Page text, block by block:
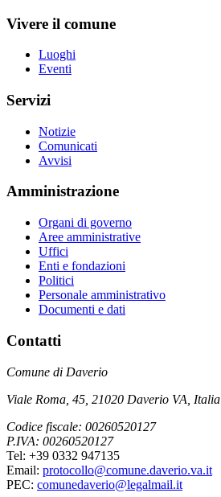
Vivere il comune
Luoghi
Eventi
Servizi
Notizie
Comunicati
Avvisi
Amministrazione
Organi di governo
Aree amministrative
Uffici
Enti e fondazioni
Politici
Personale amministrativo
Documenti e dati
Contatti
Comune di Daverio
Viale Roma, 45, 21020 Daverio VA, Italia
Codice fiscale: 00260520127
P.IVA: 00260520127
Tel: +39 0332 947135
Email: protocollo@comune.daverio.va.it
PEC: comunedaverio@legalmail.it